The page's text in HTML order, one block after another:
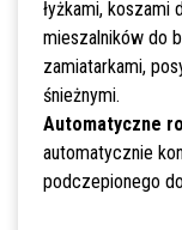
łyżkami, koszami
mieszalników do
zamiatarkami,
śnieżnymi.
Automatyczne
automatycznie
podczepionego